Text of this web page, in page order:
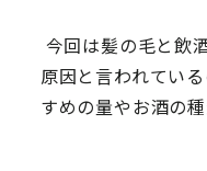
今回は髪の毛と飲
原因と言われてい
すめの量やお酒の種